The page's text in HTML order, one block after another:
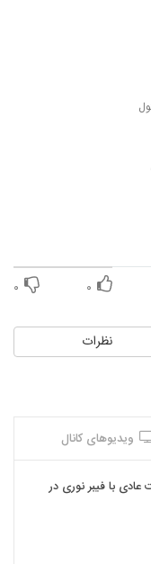
۰ ۰
نظرات
ویدیوهای کانال
عادی با فیبر نوری در